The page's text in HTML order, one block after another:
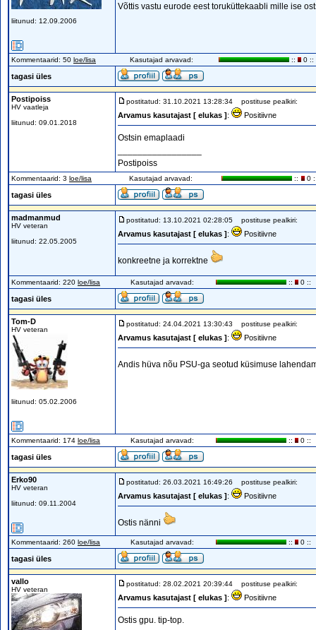
liitunud: 12.09.2006
Võttis vastu eurode eest toruküttekaabli mille ise
Kommentaarid: 50 loe/lisa Kasutajad arvavad: :: 0 ::
tagasi üles
Postipoiss
HV vaatleja
liitunud: 09.01.2018
postitatud: 31.10.2021 13:28:34 postituse pealkiri:
Arvamus kasutajast [ elukas ]: Positiivne
Ostsin emaplaadi
Postipoiss
Kommentaarid: 3 loe/lisa Kasutajad arvavad: :: 0
tagasi üles
madmanmud
HV veteran
liitunud: 22.05.2005
postitatud: 13.10.2021 02:28:05 postituse pealkiri:
Arvamus kasutajast [ elukas ]: Positiivne
konkreetne ja korrektne
Kommentaarid: 220 loe/lisa Kasutajad arvavad: :: 0 ::
tagasi üles
Tom-D
HV veteran
liitunud: 05.02.2006
postitatud: 24.04.2021 13:30:43 postituse pealkiri:
Arvamus kasutajast [ elukas ]: Positiivne
Andis hüva nõu PSU-ga seotud küsimuse
Kommentaarid: 174 loe/lisa Kasutajad arvavad: :: 0 ::
tagasi üles
Erko90
HV veteran
liitunud: 09.11.2004
postitatud: 26.03.2021 16:49:26 postituse pealkiri:
Arvamus kasutajast [ elukas ]: Positiivne
Ostis nänni
Kommentaarid: 260 loe/lisa Kasutajad arvavad: :: 0 ::
tagasi üles
vallo
HV veteran
postitatud: 28.02.2021 20:39:44 postituse pealkiri:
Arvamus kasutajast [ elukas ]: Positiivne
Ostis gpu. tip-top.